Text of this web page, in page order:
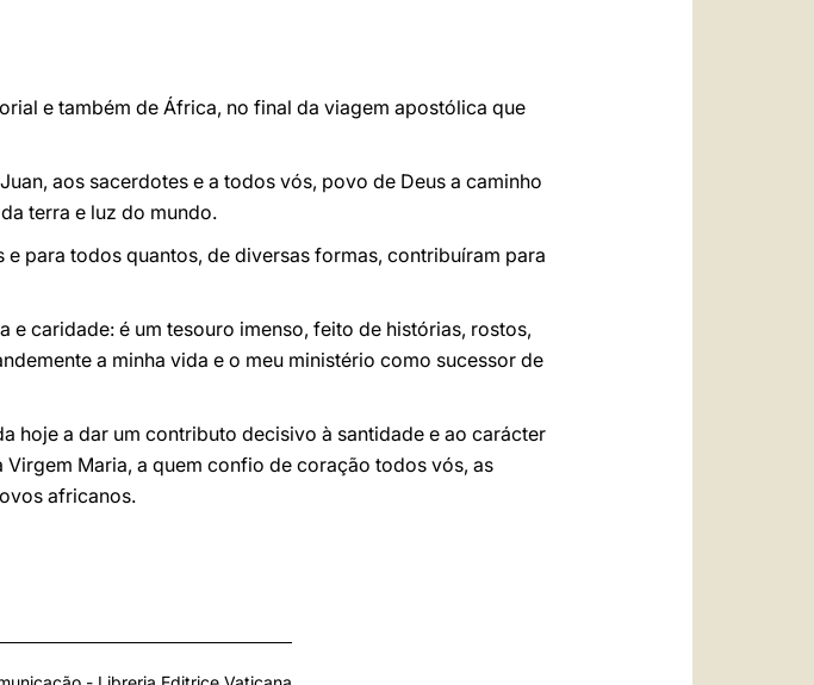
e também de África, no final da viagem apostólica que
aos sacerdotes e a todos vós, povo de Deus a caminho
terra e luz do mundo.
para todos quantos, de diversas formas, contribuíram para
caridade: é um tesouro imenso, feito de histórias, rostos,
a minha vida e o meu ministério como sucessor de
hoje a dar um contributo decisivo à santidade e ao carácter
Maria, a quem confio de coração todos vós, as
africanos.